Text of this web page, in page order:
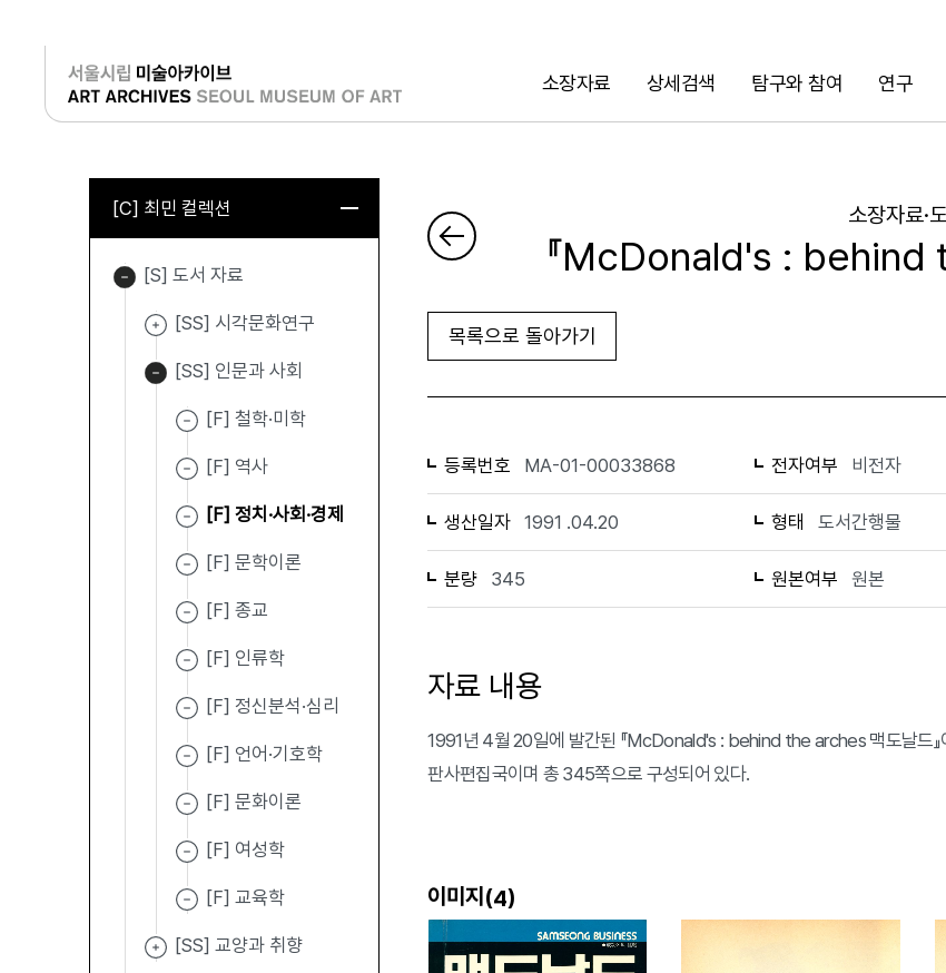
소장자료 상세검색 탐구와 참여 연구
검색
로그인
[C] 최민 컬렉션
[S] 도서 자료
[SS] 시각문화연구
[SS] 인문과 사회
[F] 철학·미학
[F] 역사
[F] 정치·사회·경제
[F] 문학이론
[F] 종교
[F] 인류학
[F] 정신분석·심리
[F] 언어·기호학
[F] 문화이론
[F] 여성학
[F] 교육학
[SS] 교양과 취향
소장자료·
『McDonald's : behind
목록으로 돌아가기
등록번호 MA-01-00033868 전자여부 비전자
생산일자 1991 .04.20 형태 도서간행물
분량 345 원본여부 원본
자료 내용
1991년 4월 20일에 발간된 『McDonald's : behind the arches 맥도날드
판사편집국이며 총 345쪽으로 구성되어 있다.
이미지(4)